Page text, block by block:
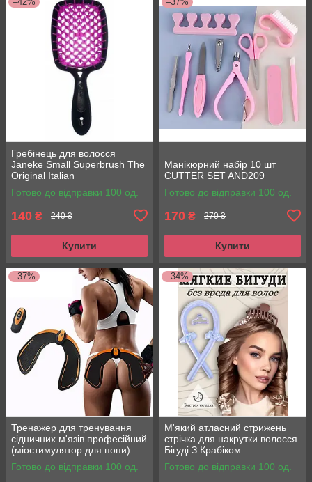
Гребінець для волосся
Janeke Small Superbrush The
Original Italian
Готово до відправки 100 од.
140 ₴ 240 ₴
Купити
Манікюрний набір 10 шт
CUTTER SET AND209
Готово до відправки 100 од.
170 ₴ 270 ₴
Купити
–37%
Тренажер для тренування
сідничних м'язів професійний
(міостимулятор для попи)
EMS Hips Trainer
Готово до відправки 100 од.
–34%
М'який атласний стрижень
стрічка для накрутки волосся
Бігуді З Крабіком
Готово до відправки 100 од.